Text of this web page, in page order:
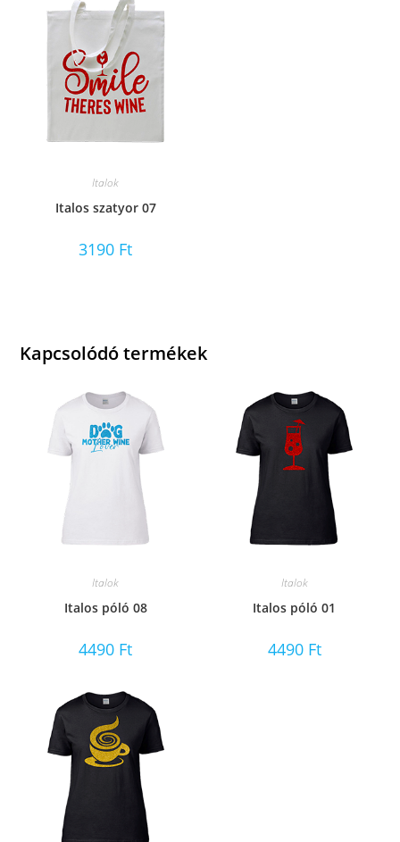
Italok
Italos szatyor 07
3190 Ft
Kapcsolódó termékek
Italok
Italos póló 08
4490 Ft
Italok
Italos póló 01
4490 Ft